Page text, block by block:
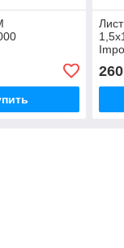
260